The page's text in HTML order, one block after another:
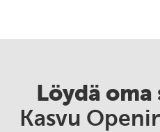
Löydä
Kasvu